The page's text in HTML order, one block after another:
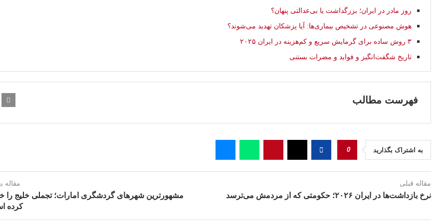
روز مادر در ایران؛ بزرگداشت یا بی‌عدالتی پنهان؟
هوش مصنوعی در تشخیص بیماری‌ها: آیا پزشکان تهدید می‌شوند؟
۳ روش ساده برای گرمایش سریع و کم‌هزینه در ایران ۲۰۲۵
تاریخ شگفت‌انگیز و فواید و مضرات بستنی
فهرست مطالب
به اشتراک بگذارید 0
مقاله قبلی
نرخ بازداشت‌ها در ایران ۲۰۲۶؛ حکومتی که از مردمش می‌ترسد
مقاله
مشهورترین شهرهای گردشگری امارات؛ تجملی خلیج را
کرده